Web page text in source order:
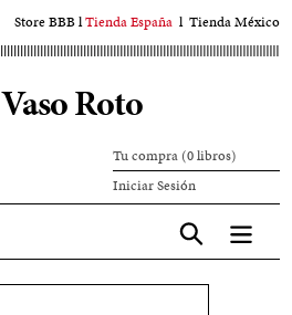
Store BBBlTienda España l Tienda México
Vaso Roto
Tu compra (0 libros)
Iniciar SesiónIniciar
sesión
Aceptar